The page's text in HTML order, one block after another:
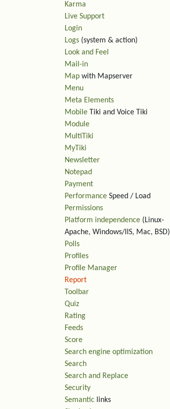
Karma
Live Support
Login
Logs (system & action)
Look and Feel
Mail-in
Map with Mapserver
Menu
Meta Elements
Mobile Tiki and Voice Tiki
Module
MultiTiki
MyTiki
Newsletter
Notepad
Payment
Performance Speed / Load
Permissions
Platform independence (Linux-
Apache, Windows/IIS, Mac, BSD)
Polls
Profiles
Profile Manager
Report
Toolbar
Quiz
Rating
Feeds
Score
Search engine optimization
Search
Search and Replace
Security
Semantic links